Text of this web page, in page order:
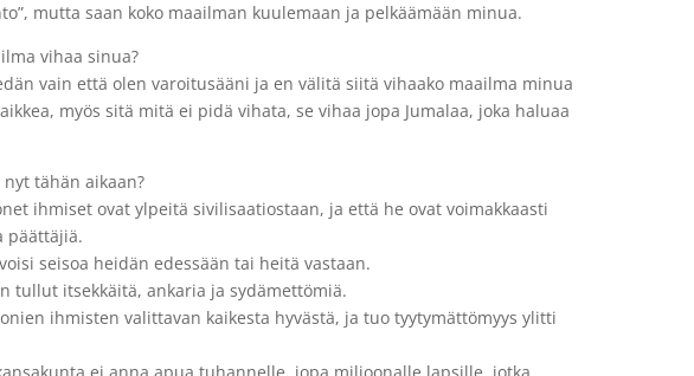
mutta saan koko maailman kuulemaan ja pelkäämään minua.
vihaa sinua?
vain että olen varoitusääni ja en välitä siitä vihaako maailma minua
myös sitä mitä ei pidä vihata, se vihaa jopa Jumalaa, joka haluaa
tähän aikaan?
ihmiset ovat ylpeitä sivilisaatiostaan, ja että he ovat voimakkaasti
päättäjiä.
seisoa heidän edessään tai heitä vastaan.
tullut itsekkäitä, ankaria ja sydämettömiä.
ihmisten valittavan kaikesta hyvästä, ja tuo tyytymättömyys ylitti